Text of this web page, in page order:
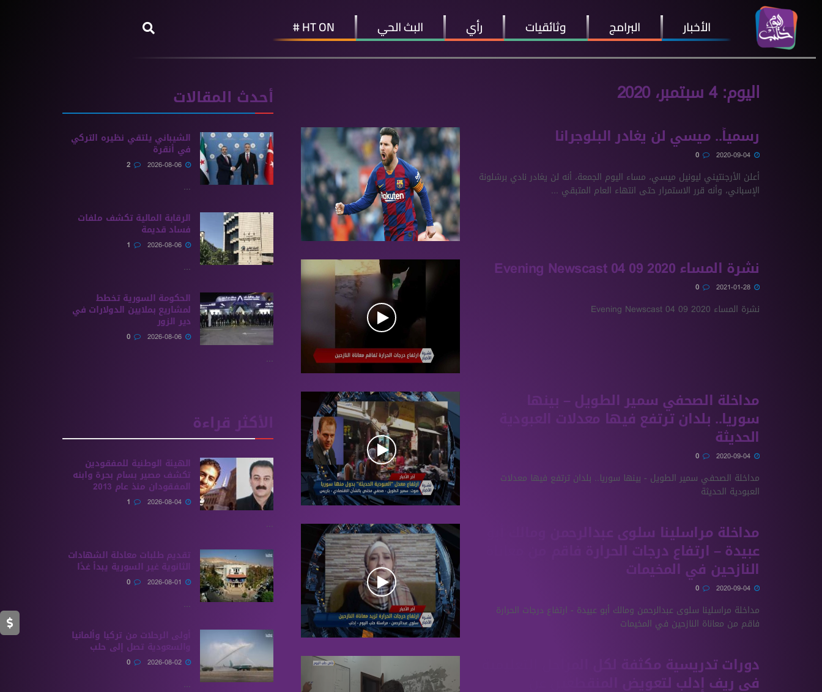
الأخبار البرامج وثائقيات رأي البث الحي HT ON #
اليوم:4 سبتمبر، 2020
رسمياً.. ميسي لن يغادر البلوجرانا
أعلن الأرجنتيني ليونيل ميسي، مساء اليوم الجمعة، أنه لن يغادر نادي برشلونة
الإسباني، وأنه قرر الاستمرار حتى انتهاء العام المتبقي ...
نشرة المساء 2020 09 04 Evening Newscast
نشرة المساء 2020 09 04 Evening Newscast
مداخلة الصحفي سمير الطويل – بينها
سوريا.. بلدان ترتفع فيها معدلات العبودية
الحديثة
مداخلة الصحفي سمير الطويل - بينها سوريا.. بلدان ترتفع فيها معدلات
العبودية الحديثة
مداخلة مراسلينا سلوى عبدالرحمن ومالك أبو
عبيدة – ارتفاع درجات الحرارة فاقم من معاناة
النازحين في المخيمات
مداخلة مراسلينا سلوى عبدالرحمن ومالك أبو عبيدة - ارتفاع درجات الحرارة
فاقم من معاناة النازحين في المخيمات
دورات تدريسية مكثفة لكل المراحل التعليمية
في ريف إدلب لتعويض المنقطعين عن
أحدث المقالات
الشيباني يلتقي نظيره التركي
في أنقرة
...
الرقابة المالية تكشف ملفات
فساد قديمة
...
الحكومة السورية تخطط
لمشاريع بملايين الدولارات في
دير الزور
...
الأكثر قراءة
الهيئة الوطنية للمفقودين
تكشف مصير بسام بحرة وابنه
المفقودان منذ عام 2013
...
تقديم طلبات معادلة الشهادات
الثانوية ‏غير السورية يبدأ غدًا
...
أولى الرحلات من ‏تركيا وألمانيا
والسعودية تصل إلى حلب
...